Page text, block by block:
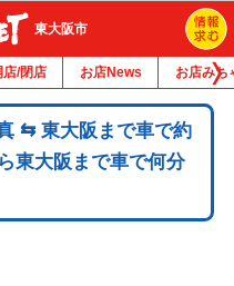
東大阪市
店/閉店 お店News お店みち
⇆ 東大阪まで車で約
東大阪まで車で何分